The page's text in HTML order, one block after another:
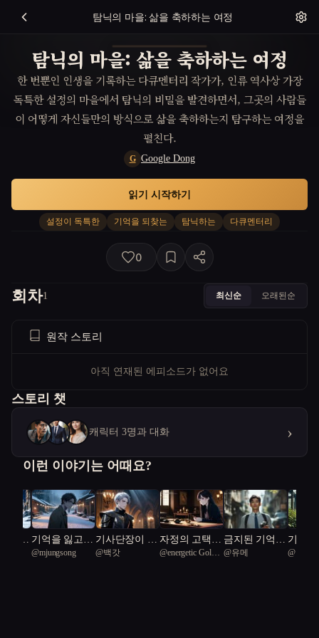
탐닉의 마을: 삶을 축하하는 여정
탐닉의 마을: 삶을 축하하는 여정
한 번뿐인 인생을 기록하는 다큐멘터리 작가가, 인류 역사상 가장
독특한 설정의 마을에서 탐닉의 비밀을 발견하면서, 그곳의 사람들
이 어떻게 자신들만의 방식으로 삶을 축하하는지 탐구하는 여정을
펼친다.
G Google Dong
설정이 독특한 기억을 되찾는 탐닉하는 다큐멘터리
읽기 시작하기
0
회차1 최신순 오래된순
원작 스토리
아직 연재된 에피소드가 없어요
스토리 챗
캐릭터 3명과 대화 ›
이런 이야기는 어때요?
기억을 잃고
얻는 밤
@mjungsong
기사단장이 기
억을 팔았다
@백갓
자정의 고택:
시간의 저주
@energetic Golden
금지된 기억의
기록
@유메
기억
핀 죄
@나사